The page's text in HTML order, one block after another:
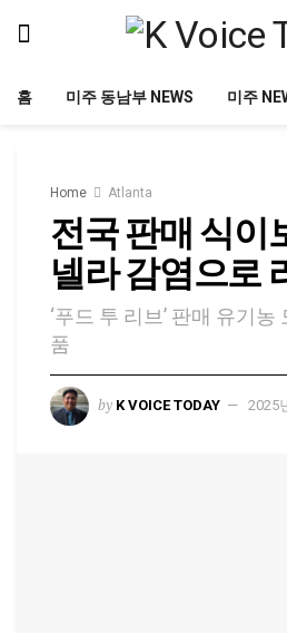
홈 미주 동남부 NEWS 미주
Home Atlanta
전국 판매 식이
넬라 감염으로
‘푸드 투 리브’ 판매 유기
품
by K VOICE TODAY 2025